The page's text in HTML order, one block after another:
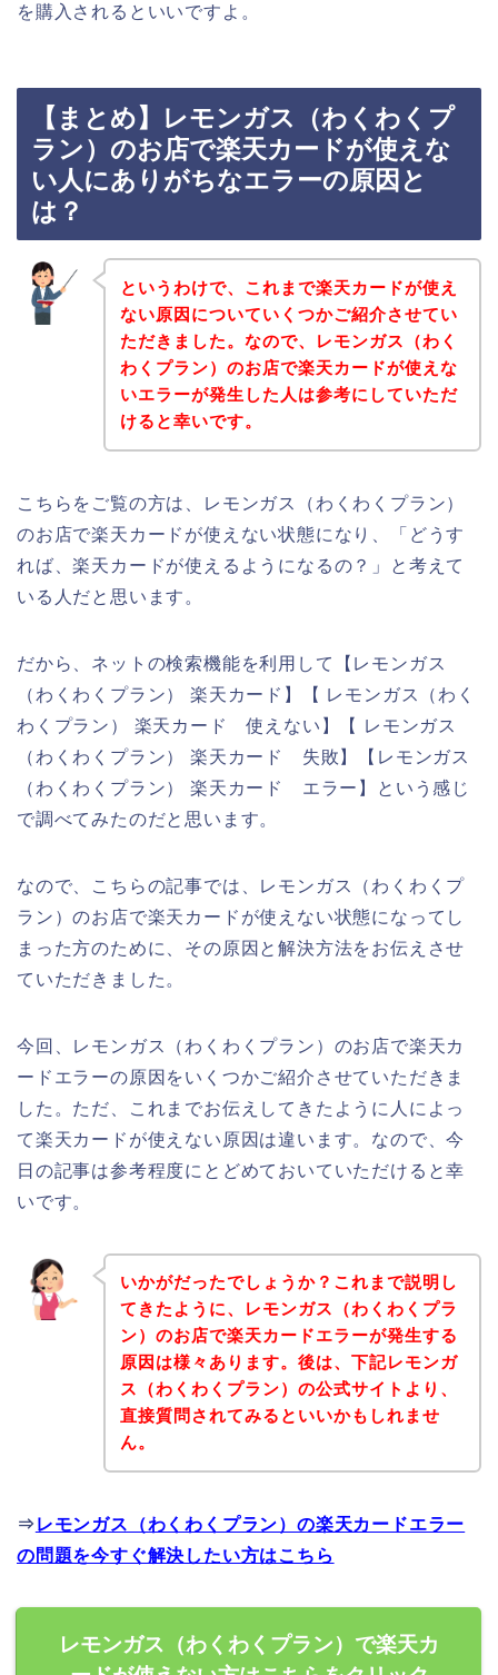
を購入されるといいですよ。
【まとめ】レモンガス（わくわくプ
ラン）のお店で楽天カードが使えな
い人にありがちなエラーの原因と
は？
というわけで、これまで楽天カードが使え
ない原因についていくつかご紹介させてい
ただきました。なので、レモンガス（わく
わくプラン）のお店で楽天カードが使えな
いエラーが発生した人は参考にしていただ
けると幸いです。
こちらをご覧の方は、レモンガス（わくわくプラン）
のお店で楽天カードが使えない状態になり、「どうす
れば、楽天カードが使えるようになるの？」と考えて
いる人だと思います。
だから、ネットの検索機能を利用して【レモンガス
（わくわくプラン） 楽天カード】【 レモンガス（わく
わくプラン） 楽天カード 使えない】【 レモンガス
（わくわくプラン） 楽天カード 失敗】【レモンガス
（わくわくプラン） 楽天カード エラー】という感じ
で調べてみたのだと思います。
なので、こちらの記事では、レモンガス（わくわくプ
ラン）のお店で楽天カードが使えない状態になってし
まった方のために、その原因と解決方法をお伝えさせ
ていただきました。
今回、レモンガス（わくわくプラン）のお店で楽天カ
ードエラーの原因をいくつかご紹介させていただきま
した。ただ、これまでお伝えしてきたように人によっ
て楽天カードが使えない原因は違います。なので、今
日の記事は参考程度にとどめておいていただけると幸
いです。
いかがだったでしょうか？これまで説明し
てきたように、レモンガス（わくわくプラ
ン）のお店で楽天カードエラーが発生する
原因は様々あります。後は、下記レモンガ
ス（わくわくプラン）の公式サイトより、
直接質問されてみるといいかもしれませ
ん。
⇒ レモンガス（わくわくプラン）の楽天カードエラー
の問題を今すぐ解決したい方はこちら
レモンガス（わくわくプラン）で楽天カ